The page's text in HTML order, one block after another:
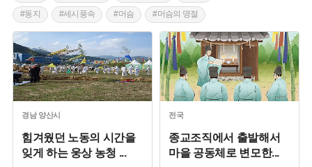
#동지 #세시풍속 #머슴 #머슴의 명절
#경상남도 민속놀이 #촌락 #협동 #풍물
#발구
경남 양산시
힘겨웠던 노동의 시간을
잊게 하는 웅상 농청 ...
전국
종교조직에서 출발해서
마을 공동체로 변모한...